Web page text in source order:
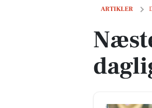
ARTIKLER
Næste uges